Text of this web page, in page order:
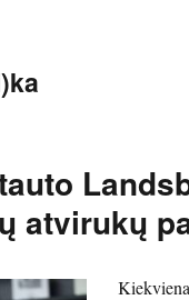
atvirukų